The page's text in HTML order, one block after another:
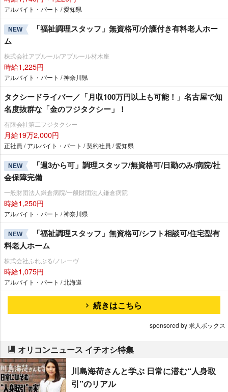
アルバイト・パート / 愛知県
NEW
「福祉調理スタッフ」無資格可/介護付き有料老人ホー
ム
株式会社アプルール/アプルール材木座
時給1,225円
アルバイト・パート / 神奈川県
タクシードライバー／「月収100万円以上も可能！」名古屋で知
名度抜群な「金のフジタクシー」！
有限会社第二フジタクシー
月給19万2,000円
正社員 / アルバイト・パート / 契約社員 / 愛知県
NEW
「週3から可」調理スタッフ/無資格可/日勤のみ/病院/社
会保障完備
一般財団法人鎌倉病院/一般財団法人鎌倉病院
時給1,250円
アルバイト・パート / 神奈川県
NEW
「福祉調理スタッフ」無資格可/シフト相談可/住宅型有
料老人ホーム
株式会社ふれぶる/ノレーヴ
時給1,075円
アルバイト・パート / 北海道
続きはこちら
sponsored by 求人ボックス
オリコンニュース イチオシ特集
川島海荷さんと学ぶ 日常に潜む“人身取
引”のリアル